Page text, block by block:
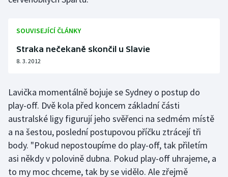
Stolní tenis
Triatlon
Volejbal
Ostatní
SOUVISEJÍCÍ ČLÁNKY
Straka nečekaně skončil u Slavie
8. 3. 2012
Lavička momentálně bojuje se Sydney o postup do
play-off. Dvě kola před koncem základní části
australské ligy figurují jeho svěřenci na sedmém místě
a na šestou, poslední postupovou příčku ztrácejí tři
body. "Pokud nepostoupíme do play-off, tak přiletím
asi někdy v polovině dubna. Pokud play-off uhrajeme, a
to my moc chceme, tak by se vidělo. Ale zřejmě